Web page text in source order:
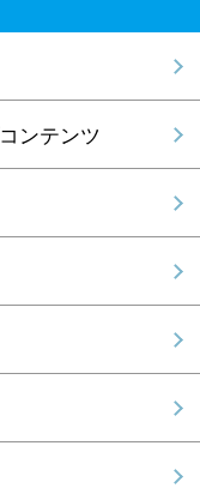
ンテンツ